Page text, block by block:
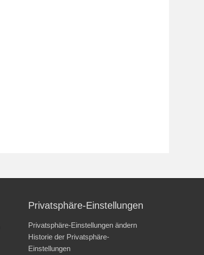
Privatsphäre-Einstellungen
Privatsphäre-Einstellungen ändern
Historie der Privatsphäre-
Einstellungen